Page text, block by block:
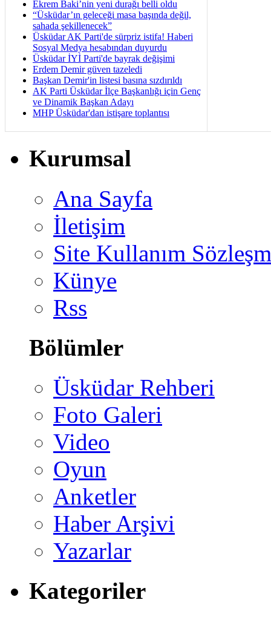
Ekrem Baki’nin yeni durağı belli oldu
“Üsküdar’ın geleceği masa başında değil,
sahada şekillenecek”
Üsküdar AK Parti'de sürpriz istifa! Haberi
Sosyal Medya hesabından duyurdu
Üsküdar İYİ Parti'de bayrak değişimi
Erdem Demir güven tazeledi
Başkan Demir'in listesi basına sızdırıldı
AK Parti Üsküdar İlçe Başkanlığı için Genç
ve Dinamik Başkan Adayı
MHP Üsküdar'dan istişare toplantısı
Kurumsal
Ana Sayfa
İletişim
Site Kullanım
Künye
Rss
Bölümler
Üsküdar Rehberi
Foto Galeri
Video
Oyun
Anketler
Haber Arşivi
Yazarlar
Kategoriler